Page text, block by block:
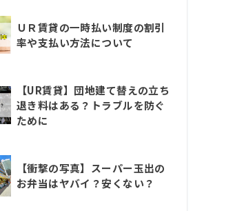
ＵＲ賃貸の一時払い制度の割引
率や支払い方法について
【UR賃貸】団地建て替えの立ち
退き料はある？トラブルを防ぐ
ために
【衝撃の写真】スーパー玉出の
お弁当はヤバイ？安くない？